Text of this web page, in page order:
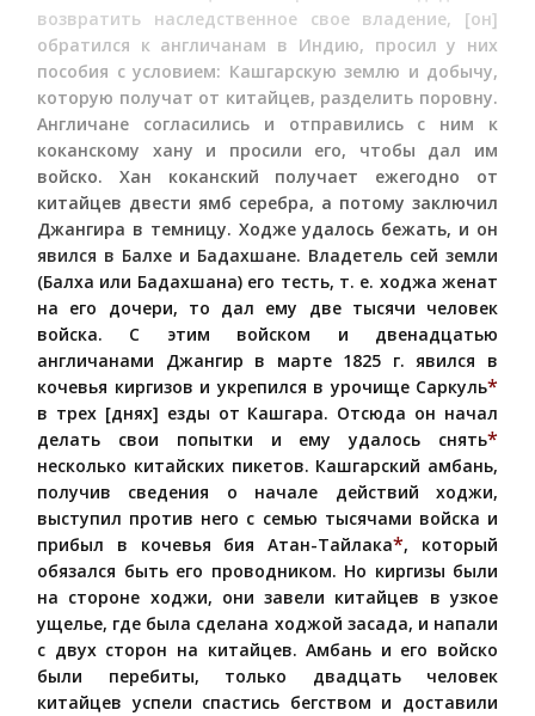
возвратить наследственное свое владение, [он]
обратился к англичанам в Индию, просил у них
пособия с условием: Кашгарскую землю и добычу,
которую получат от китайцев, разделить поровну.
Англичане согласились и отправились с ним к
коканскому хану и просили его, чтобы дал им
войско. Хан коканский получает ежегодно от
китайцев двести ямб серебра, а потому заключил
Джангира в темницу. Ходже удалось бежать, и он
явился в Балхе и Бадахшане. Владетель сей земли
(Балха или Бадахшана) его тесть, т. е. ходжа женат
на его дочери, то дал ему две тысячи человек
войска. С этим войском и двенадцатью
англичанами Джангир в марте 1825 г. явился в
кочевья киргизов и укрепился в урочище Саркуль*
в трех [днях] езды от Кашгара. Отсюда он начал
делать свои попытки и ему удалось снять*
несколько китайских пикетов. Кашгарский амбань,
получив сведения о начале действий ходжи,
выступил против него с семью тысячами войска и
прибыл в кочевья бия Атан-Тайлака*, который
обязался быть его проводником. Но киргизы были
на стороне ходжи, они завели китайцев в узкое
ущелье, где была сделана ходжой засада, и напали
с двух сторон на китайцев. Амбань и его войско
были перебиты, только двадцать человек
китайцев успели спастись бегством и доставили